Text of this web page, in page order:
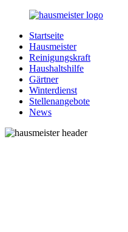
Zurück
Inhalt
Hausmeister.de
Alles
rund
Ihren
Haushalt
Startseite
Hausmeister
Reinigungskraft
Haushaltshilfe
Gärtner
Winterdienst
Stellenangebote
News